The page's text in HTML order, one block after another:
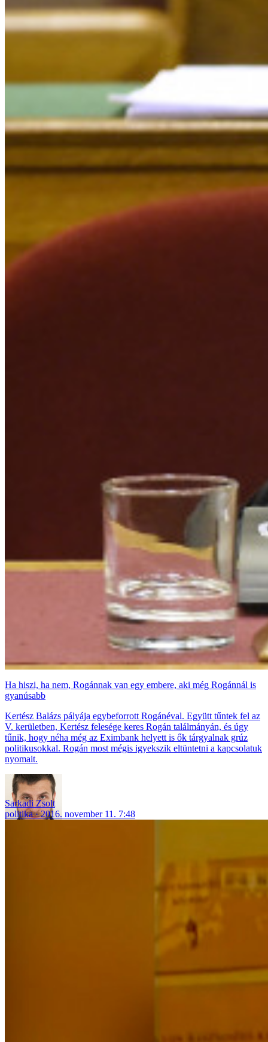
Ha hiszi, ha nem, Rogánnak van egy embere, aki még Rogánnál is
gyanúsabb
Kertész Balázs pályája egybeforrott Rogánéval. Együtt tűntek fel az
V. kerületben, Kertész felesége keres Rogán találmányán, és úgy
tűnik, hogy néha még az Eximbank helyett is ők tárgyalnak grúz
politikusokkal. Rogán most mégis igyekszik eltüntetni a kapcsolatuk
nyomait.
Sarkadi Zsolt
politika
2016. november 11. 7:48